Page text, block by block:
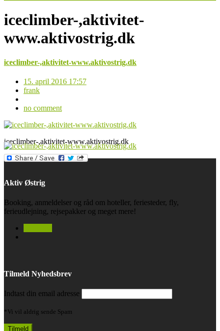
iceclimber-,aktivitet-
www.aktivostrig.dk
iceclimber-,aktivitet-www.aktivostrig.dk
15. april 2016 17:57
frank
no comment
iceclimber-,aktivitet-www.aktivostrig.dk
Aktiv Østrig
Booking, anmeldelser og råd om hoteller, feriesteder, fly,
ferieudlejning, rejsepakker og meget mere!
Tilmeld Nyhedsbrev
Indtast din email adresse
*Vi vil aldrig sende Spam